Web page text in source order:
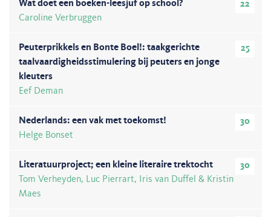
22
Wat doet een boeken-leesjuf op school?
Caroline Verbruggen
25
Peuterprikkels en Bonte Boel!: taakgerichte
taalvaardigheidsstimulering bij peuters en jonge
kleuters
Eef Deman
30
Nederlands: een vak met toekomst!
Helge Bonset
30
Literatuurproject; een kleine literaire trektocht
Tom Verheyden, Luc Pierrart, Iris van Duffel & Kristin
Maes